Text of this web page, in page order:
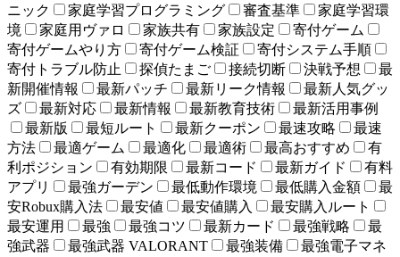
ニック
家庭学習プログラミング 審査基準
家庭学習環
境
家庭用ヴァロ 家族共有 家族設定
寄付ゲーム
寄付ゲームやり方
寄付ゲーム検証
寄付システム手順
寄付トラブル防止
探偵たまご 接続切断 決戦予想
最
新開催情報
最新パッチ 最新リーク情報
最新人気グッ
ズ
最新対応 最新情報 最新教育技術
最新活用事例
最新版
最短ルート 最新クーポン 最速攻略
最速
方法
最適ゲーム 最適化 最適術 最高おすすめ
有
利ポジション
有効期限 最新コード 最新ガイド
有料
アプリ
最強ガーデン 最低動作環境 最低購入金額
最
安Robux購入法
最安値 最安値購入
最安購入ルート
最安運用
最強 最強コツ 最新カード 最強戦略
最
強武器
最強武器 VALORANT 最強装備
最強電子マネ